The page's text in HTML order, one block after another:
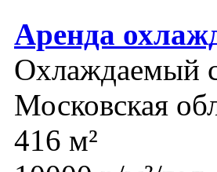
Аренда
Охлаждаемый
Московская
416 м²